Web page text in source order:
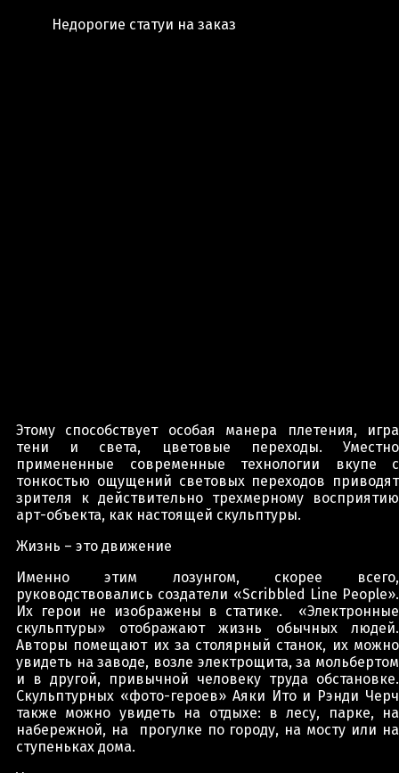
Недорогие статуи на заказ
Этому способствует особая манера плетения, игра
тени и света, цветовые переходы. Уместно
примененные современные технологии вкупе с
тонкостью ощущений световых переходов приводят
зрителя к действительно трехмерному восприятию
арт-объекта, как настоящей скульптуры.
Жизнь – это движение
Именно этим лозунгом, скорее всего,
руководствовались создатели «Scribbled Line People».
Их герои не изображены в статике. «Электронные
скульптуры» отображают жизнь обычных людей.
Авторы помещают их за столярный станок, их можно
увидеть на заводе, возле электрощита, за мольбертом
и в другой, привычной человеку труда обстановке.
Скульптурных «фото-героев» Аяки Ито и Рэнди Черч
также можно увидеть на отдыхе: в лесу, парке, на
набережной, на прогулке по городу, на мосту или на
ступеньках дома.